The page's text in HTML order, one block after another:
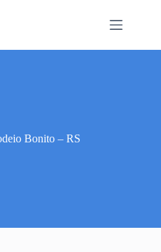
Bonito – RS